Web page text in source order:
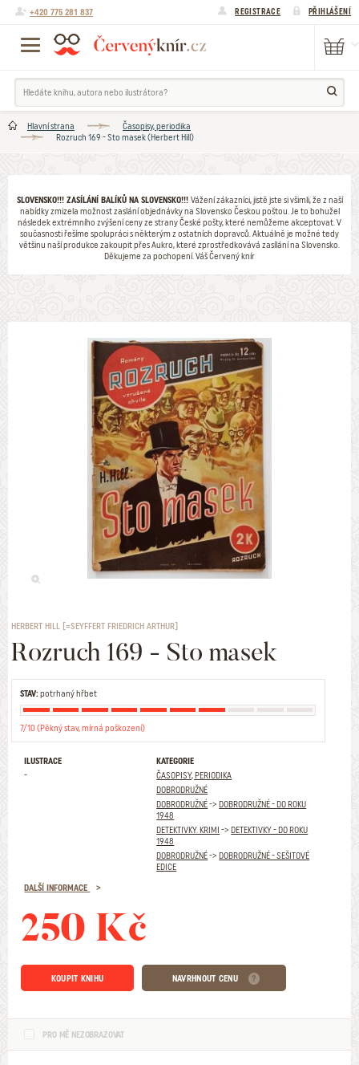
+420 775 281 837 REGISTRACE PŘIHLÁŠENÍ
Hlavní strana
Časopisy, periodika
Rozruch 169 - Sto masek (Herbert Hill)
SLOVENSKO!!! ZASÍLÁNÍ BALÍKŮ NA SLOVENSKO!!! Vážení zákazníci, jistě jste si všimli, že z naší
nabídky zmizela možnost zaslání objednávky na Slovensko Českou poštou. Je to bohužel
následek extrémního zvýšení ceny ze strany České pošty, které nemůžeme akceptovat. V
současnosti řešíme spolupráci s některým z ostatních dopravců. Aktuálně je možné tedy
většinu naší produkce zakoupit přes Aukro, které zprostředkovává zasílání na Slovensko.
Děkujeme za pochopení. Váš Červený knír
HERBERT HILL [=SEYFFERT FRIEDRICH ARTHUR]
Rozruch 169 - Sto masek
STAV:potrhaný hřbet
7/10 (Pěkný stav, mírná poškození)
ILUSTRACE
-
KATEGORIE
ČASOPISY, PERIODIKA
DOBRODRUŽNÉ
DOBRODRUŽNÉ->DOBRODRUŽNÉ - DO ROKU
1948
DETEKTIVKY. KRIMI ->DETEKTIVKY - DO ROKU
1948
DOBRODRUŽNÉ->DOBRODRUŽNÉ - SEŠITOVÉ
EDICE
DALŠÍ INFORMACE
250 Kč
KOUPIT KNIHU NAVRHNOUT CENU
PRO MĚ NEZOBRAZOVAT